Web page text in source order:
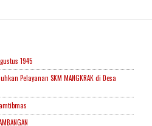
1945
Pelayanan SKM MANGKRAK di Desa